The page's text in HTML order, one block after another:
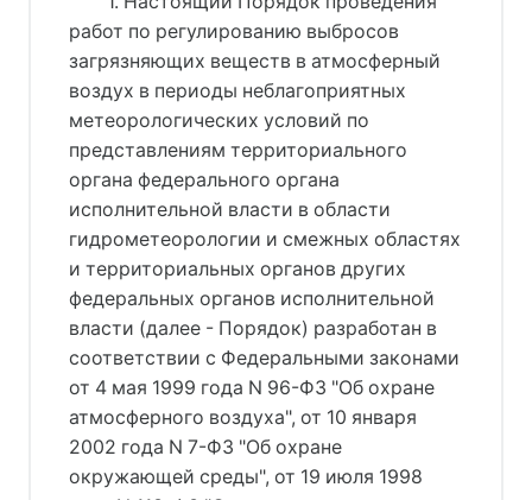
работ по регулированию выбросов
загрязняющих веществ в атмосферный
воздух в периоды неблагоприятных
метеорологических условий по
представлениям территориального
органа федерального органа
исполнительной власти в области
гидрометеорологии и смежных областях
и территориальных органов других
федеральных органов исполнительной
власти (далее - Порядок) разработан в
соответствии с Федеральными законами
от 4 мая 1999 года N 96-ФЗ "Об охране
атмосферного воздуха", от 10 января
2002 года N 7-ФЗ "Об охране
окружающей среды", от 19 июля 1998